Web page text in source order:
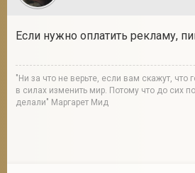
Если нужно оплатить рекламу,
"Ни за что не верьте, если вам скажут, что
в силах изменить мир. Потому что до сих
делали" Маргарет Мид